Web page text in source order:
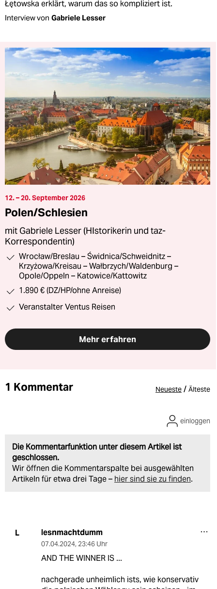
Łętowska erklärt, warum das so kompliziert ist.
Interview von Gabriele Lesser
12. – 20. September 2026
Polen/Schlesien
mit Gabriele Lesser (HIstorikerin und taz-
Korrespondentin)
Wrocław/Breslau – Świdnica/Schweidnitz –
Krzyżowa/Kreisau – Wałbrzych/Waldenburg –
Opole/Oppeln – Katowice/Kattowitz
1.890 € (DZ/HP/ohne Anreise)
Veranstalter Ventus Reisen
Mehr erfahren
1 Kommentar Neueste / Älteste
Die Kommentarfunktion unter diesem Artikel ist
geschlossen.
Wir öffnen die Kommentarspalte bei ausgewählten
Artikeln für etwa drei Tage – hier sind sie zu finden.
einloggen
L lesnmachtdumm
07.04.2024, 23:46 Uhr
AND THE WINNER IS ...
nachgerade unheimlich ists, wie konservativ